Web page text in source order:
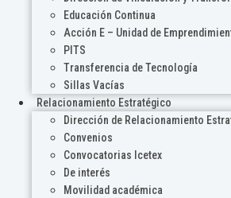
Educación Continua
Acción E – Unidad de
PITS
Transferencia de Tecnología
Sillas Vacías
Relacionamiento Estratégico
Dirección de Relacionamiento
Convenios
Convocatorias Icetex
De interés
Movilidad académica